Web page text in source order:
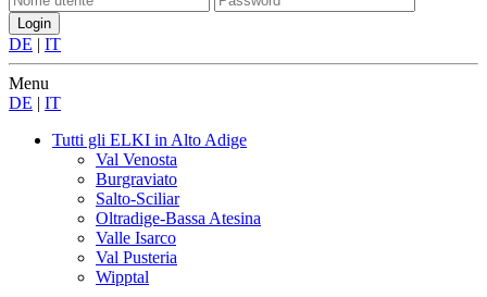
DE | IT
Menu
DE | IT
Tutti gli ELKI in Alto Adige
Val Venosta
Burgraviato
Salto-Sciliar
Oltradige-Bassa Atesina
Valle Isarco
Val Pusteria
Wipptal